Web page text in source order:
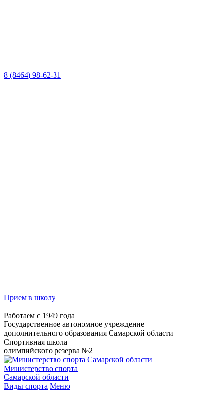
8 (8464) 98-62-31
Прием в школу
Работаем с 1949 года
Государственное автономное учреждение
дополнительного образования Самарской области
Спортивная школа
олимпийского резерва №2
Министерство спорта
Самарской области
Виды спорта Меню